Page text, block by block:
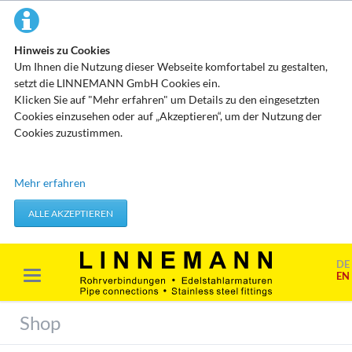
Hinweis zu Cookies
Um Ihnen die Nutzung dieser Webseite komfortabel zu gestalten,
setzt die LINNEMANN GmbH Cookies ein.
Klicken Sie auf "Mehr erfahren" um Details zu den eingesetzten
Cookies einzusehen oder auf „Akzeptieren“, um der Nutzung der
Cookies zuzustimmen.
Technisch erforderliche Cookies
werden verwendet um von Ihnen getätigte Aktionen, wie etwa das
Festlegen Ihrer Datenschutzeinstellungen zu übernehmen.
Erforderliche Cookies akzeptieren
Marketing & Analyse
ausgewertet werden. Das geschieht vor allem mit Cookies und mit
sogenannten Analyseprogrammen. Die Analyse Ihres Surf-
Mehr erfahren
ALLE AKZEPTIEREN
DE
EN
Shop